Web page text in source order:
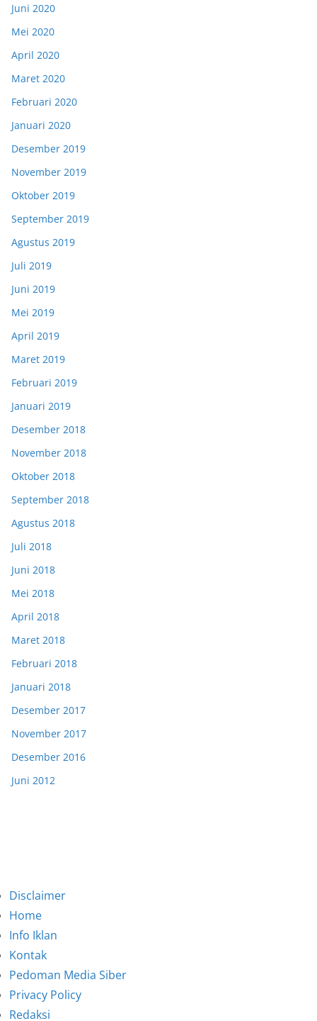
Juni 2020
Mei 2020
April 2020
Maret 2020
Februari 2020
Januari 2020
Desember 2019
November 2019
Oktober 2019
September 2019
Agustus 2019
Juli 2019
Juni 2019
Mei 2019
April 2019
Maret 2019
Februari 2019
Januari 2019
Desember 2018
November 2018
Oktober 2018
September 2018
Agustus 2018
Juli 2018
Juni 2018
Mei 2018
April 2018
Maret 2018
Februari 2018
Januari 2018
Desember 2017
November 2017
Desember 2016
Juni 2012
Disclaimer
Home
Info Iklan
Kontak
Pedoman Media Siber
Privacy Policy
Redaksi